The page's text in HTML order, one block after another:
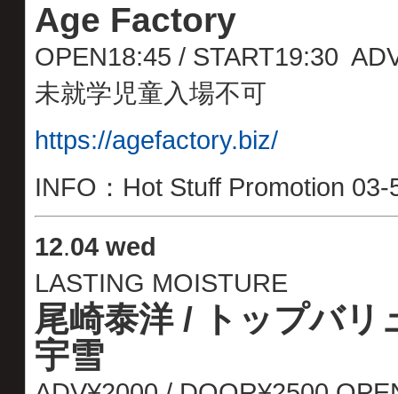
Age Factory
OPEN18:45 / START19:30
未就学児童入場不可
https://agefactory.biz/
INFO：Hot Stuff Promotion 03-
12.04 wed
LASTING MOISTURE
尾崎泰洋 / トップバリ
宇雪